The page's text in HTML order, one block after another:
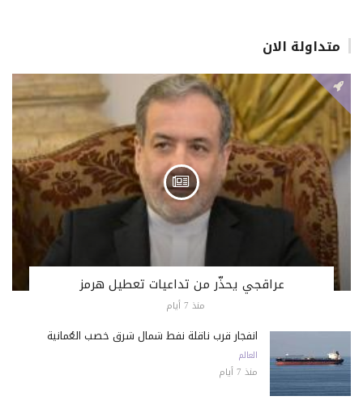
متداولة الان
عراقجي يحذّر من تداعيات تعطيل هرمز
منذ 7 أيام
انفجار قرب ناقلة نفط شمال شرق خصب العُمانية
العالم
منذ 7 أيام